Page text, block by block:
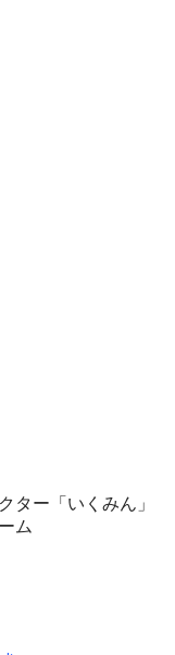
ター「いくみん」
ム